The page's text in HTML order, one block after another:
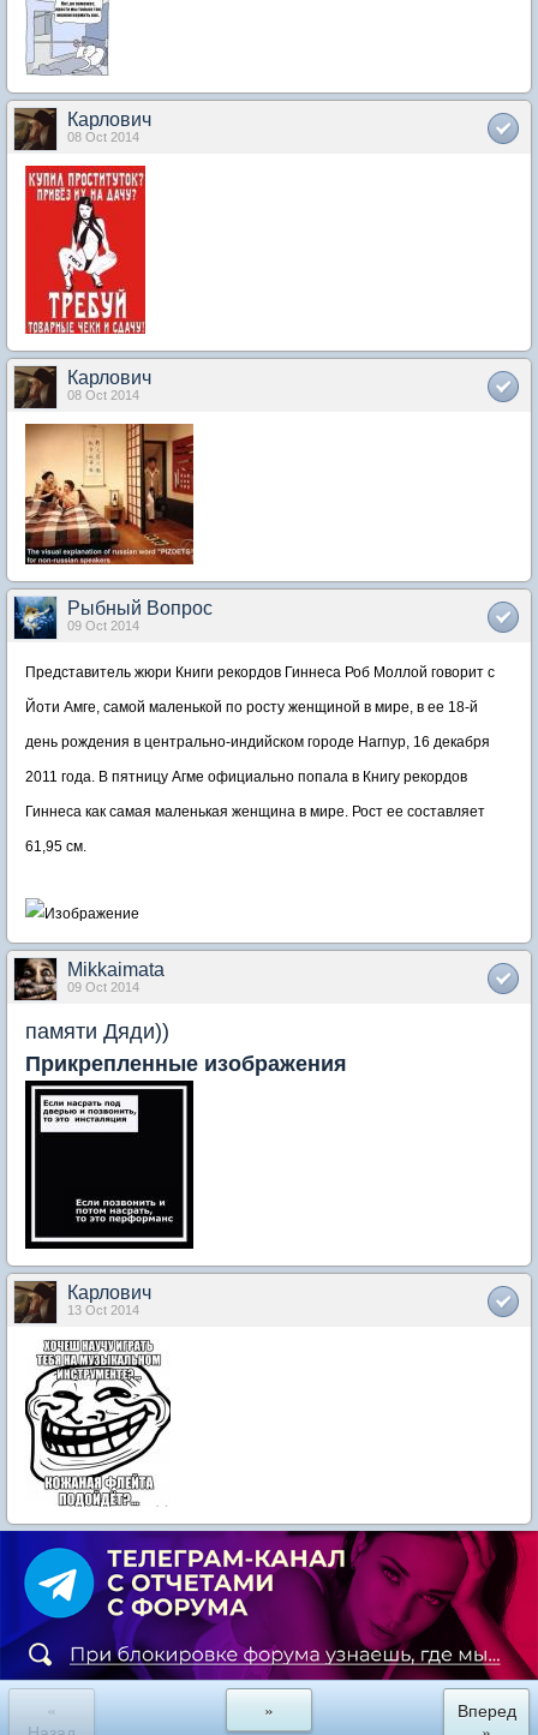
Карлович
08 Oct 2014
Карлович
08 Oct 2014
Рыбный Вопрос
09 Oct 2014
Представитель жюри Книги рекордов Гиннеса Роб Моллой говорит с
Йоти Амге, самой маленькой по росту женщиной в мире, в ее 18-й
день рождения в центрально-индийском городе Нагпур, 16 декабря
2011 года. В пятницу Агме официально попала в Книгу рекордов
Гиннеса как самая маленькая женщина в мире. Рост ее составляет
61,95 см.
Mikkaimata
09 Oct 2014
памяти Дяди))
Прикрепленные изображения
Карлович
13 Oct 2014
«
»
Вперед